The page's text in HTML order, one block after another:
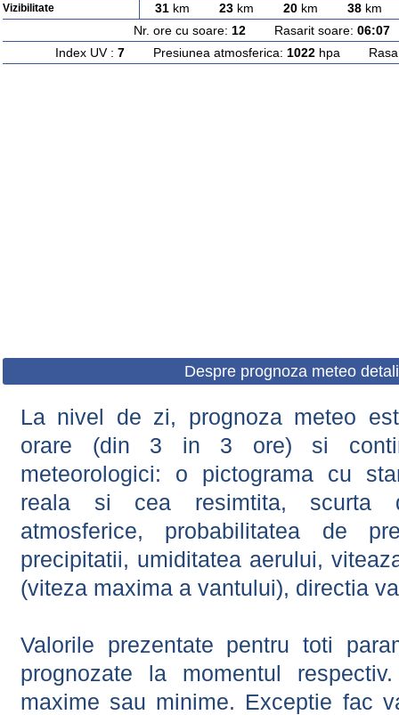
Vizibilitate 31km 23km 20km 38km
Nr. ore cu soare: 12Rasarit soare: 06:07
Index UV : 7Presiunea atmosferica: 1022hpa
Despre prognoza meteo
La nivel de zi, prognoza meteo
orare (din 3 in 3 ore) si
meteorologici: o pictograma cu
reala si cea resimtita, scurta
atmosferice, probabilitatea de
precipitatii, umiditatea aerului,
(viteza maxima a vantului), directia
Valorile prezentate pentru toti
prognozate la momentul
maxime sau minime. Exceptie fac